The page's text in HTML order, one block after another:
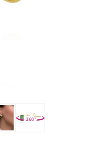
360°